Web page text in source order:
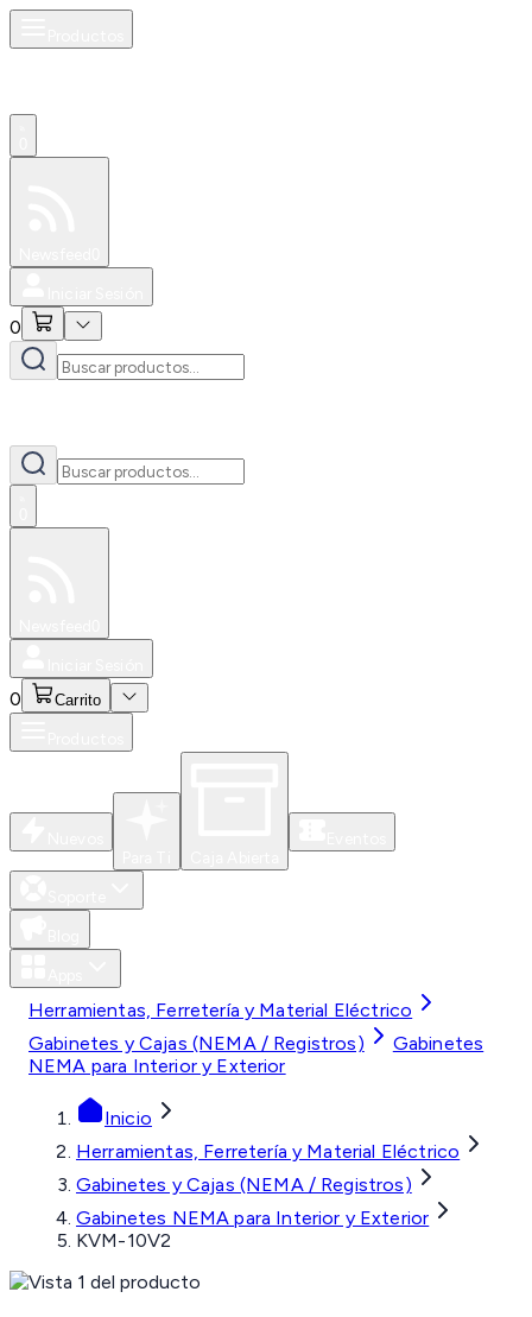
0
0 Carrito
Herramientas, Ferretería y Material Eléctrico
Gabinetes y Cajas (NEMA / Registros)
Gabinetes
NEMA para Interior y Exterior
Inicio
Herramientas, Ferretería y Material Eléctrico
Gabinetes y Cajas (NEMA / Registros)
Gabinetes NEMA para Interior y Exterior
KVM-10V2